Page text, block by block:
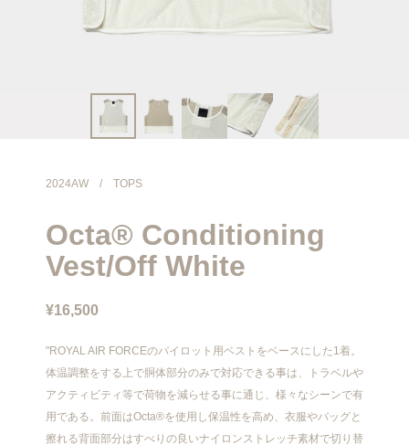
2024AW / TOPS
Octa® Conditioning
Vest/Off White
¥16,500
"ROYAL AIR FORCEのパイロット用ベストをベースにした1着。
体温調整をする上で胴体部分のみで対応できる事は、トラベルや
アクティビティ等で荷物を減らせる事に通じ、様々なシーンで有
用である。前面はOcta®を使用し保温性を高め、衣服やバッグと
擦れる背面部分はすべりの良いナイロンストレッチ素材で切り替
FACEBOOK
INSTAGRAM